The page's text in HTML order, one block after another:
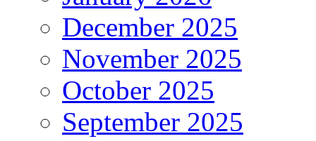
December 2025
November 2025
October 2025
September 2025